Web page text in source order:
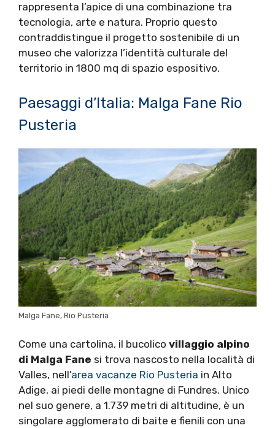
rappresenta l’apice di una combinazione tra
tecnologia, arte e natura. Proprio questo
contraddistingue il progetto sostenibile di un
museo che valorizza l’identità culturale del
territorio in 1800 mq di spazio espositivo.
Paesaggi d’Italia: Malga Fane Rio
Pusteria
Malga Fane, Rio Pusteria
Come una cartolina, il bucolico villaggio alpino
di Malga Fane si trova nascosto nella località di
Valles, nell’area vacanze Rio Pusteria in Alto
Adige, ai piedi delle montagne di Fundres. Unico
nel suo genere, a 1.739 metri di altitudine, è un
singolare agglomerato di baite e fienili con una